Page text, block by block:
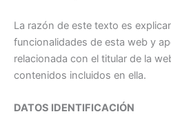
La razón de este texto es
funcionalidades de esta web y
relacionada con el titular de la
contenidos incluidos en ella.
DATOS IDENTIFICACIÓN